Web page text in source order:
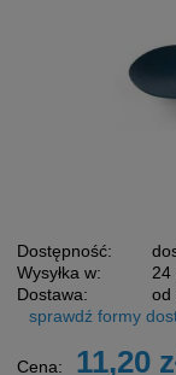
Dostępność:
Wysyłka w:
24
Dostawa:
od
Cena nie zawiera
sprawdź formy
Cena: 11,20